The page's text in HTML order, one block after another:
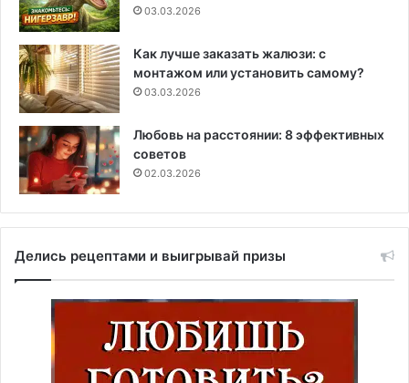
03.03.2026
Как лучше заказать жалюзи: с
монтажом или установить самому?
03.03.2026
Любовь на расстоянии: 8 эффективных
советов
02.03.2026
Делись рецептами и выигрывай призы